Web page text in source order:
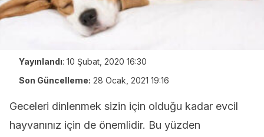
Yayınlandı: 10 Şubat, 2020 16:30
Son Güncelleme: 28 Ocak, 2021 19:16
Geceleri dinlenmek sizin için olduğu kadar evcil
hayvanınız için de önemlidir. Bu yüzden